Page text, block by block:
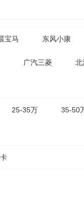
宝马 东风小康
广汽三菱 北
25-35万 35-50